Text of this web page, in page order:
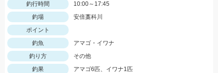
釣行時間
10:00～17:45
釣場
安倍藁科川
ポイント
釣魚
アマゴ・イワナ
釣り方
その他
釣果
アマゴ6匹、イワナ1匹